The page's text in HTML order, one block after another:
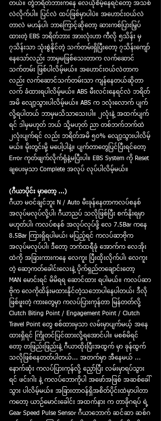
တယ်။ တွဲဘရိတ်ဘားကနေ လေယိုစိမ့်နေရင်တော့ အသစ်
လဲလိုက်ပါ။ ပြင်လဲ ထပ်ဖြစ်မှာပါပဲ။ အဟောင်းဝယ်လဲ
တာလဲ မဟန်ပါ၊ ဘာကြောင့်ဆိုတော့ ဆားကစ်ပြားမြှပ်
ထားတဲ့ EBS ဘရိတ်ဘား အားလုံးဟာ ကီလို ၅သိန်း မှ
၇သိန်းသာ သုံးစွဲနိုင်တဲ့ သက်တမ်းရှိပြီးတော့ ၇သိန်းကျော်
နေသော်လည်း ဘာမှမဖြစ်သေးတာက လက်ဆောင်
သက်တမ်း ဖြစ်ပါလိမ့်မယ်။ အဟောင်းဝယ်လဲတာက
လည်း လက်ဆောင်သက်တမ်းသာ ကျန်နေတယ်ဆိုတာ
လက် ခံထားရပါလိမ့်မယ်။ ABS မီးလင်းနေရင်လဲ ဘရိတ်
အမိ လျော့သွားပါလိမ့်မယ်။ ABS က ၁လုံးလောက် ပျက်
လို့ရပါတယ် ဘာမှမသိသာသေးပါ။ ၂လုံးနဲ့ အထက်ပျက်
ရင် ဒါမှမဟုတ် ဘယ် သို့မဟုတ် ညာ တစ်ဘက်ဘက်ထဲ
၂လုံးပျက်ရင် လည်း ဘရိတ်အမိ ၅၀% လျော့သွားပါလိမ့်
မယ်။ မိုးတွင်းမို့ မပေါ့ပါနဲ့။ ပျက်တာတွေပြင်ပြီးရင်တော့
Error ကုတ်ဖျက်လိုက်ရုံနဲ့မပြီးပါ။ EBS System ကို Reset
ချပေးမှသာ Complete အလုပ် လုပ်ပါလိမ့်မယ်။
(ဂီယာပိုင်း မှာတော့ ...)
ဂီယာ မဝင်ချင်ဘူး N / Auto မီးခုန်နေတာကလပ်စနစ်
အလုပ်မလုပ်လို့ပါ၊ ဂီယာညပ် သလိုဖြစ်ပြီး စက်နိုးရမှာ
မဟုတ်ပါ၊ ကလပ်စနစ် အလုပ်လုပ်ဖို့ လေ 7.5Bar ကနေ
8.5Bar ကြားရှိရပါမယ်၊ မပြည့်ရင် ကလပ်ဆာဗိုက
အလုပ်မလုပ်ပါ၊ ဒီတော့ ဘက်ထရီခုံ အောက်က လေအိုး
ထဲကို အခြားကားကနေ လေကူး ပြီးထိုးလိုက်ပါ၊ လေကူး
တဲ့ ဆော့ကတ်ခေါင်းလေးနဲ့ ပိုက်ရှည်တချောင်းတော့
MAN မောင်းရင် မိမိရရ ဆောင်ထား ရပါမယ်။ ကလပ်ဆာ
ဗိုက လေကိုထိန်းမထားနိုင်တဲ့သဘောပါနေပါတယ်၊ ဒီလို
ဖြစ်ဖူးတဲ့ ကားတွေမှာ ကလပ်ပြားကုန်တာ မြန်တတ်လို့
Clutch Biting Point / Engagement Point / Clutch
Travel Point တွေ စစ်ထားမှသာ လမ်းမှာပျက်မယ့် အနေ
ထားရှိရင် ကြိုတင်ပြင်ထားလို့ရအောင်ပါ။ မစစ်မိရင်
တော့ တဖြည်းဖြည်းနဲ့ ဂီယာထိုးပြီးအထွက် မှာ ခုန်ထွက်
သလိုဖြစ်နေတတ်ပါတယ်... အတက်မှာ အီနေမယ် ...
နောက်ဆုံး ကလပ်ပြားကုန်လို့ ညှော်ပြီး လမ်းမှာရပ်သွား
ရင် ဖင်းဂါး နဲ့ ကလပ်ဘောကိုပါ အဖော်အဖြစ် အဆစ်ခေါ်
သွား ပါလိမ့်မယ်။ အခြားတာဝန်ရှိအစိတ်ပိုင်းထဲမှာပါတာ
ကတော့ ယာဉ်မောင်းခေါင်း အထက်နား က တာခိုဂရပ် ရဲ့
Gear Speed Pulse Sensor ဂီယာဘောက် ဆင်ဆာ ဆစ်ဂ